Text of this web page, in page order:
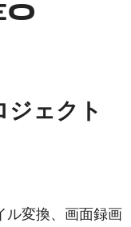
ェクト
ル変換、画面録画